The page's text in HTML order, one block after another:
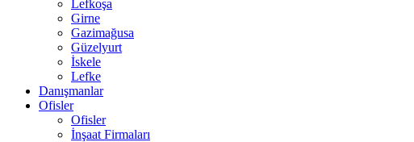
Lefkoşa
Girne
Gazimağusa
Güzelyurt
İskele
Lefke
Danışmanlar
Ofisler
Ofisler
İnşaat Firmaları